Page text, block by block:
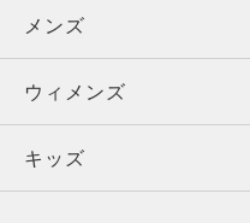
メンズ
ウィメンズ
キッズ
メンズ
トップス
ボトムス
ウィメンズ
トップス
キッズ